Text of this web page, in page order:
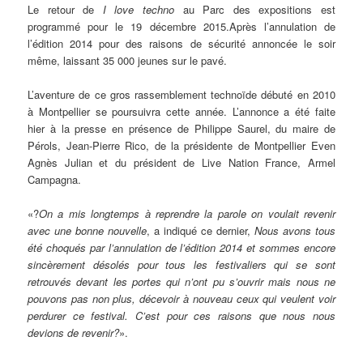
Le retour de I love techno au Parc des expositions est
programmé pour le 19 décembre 2015.Après l’annulation de
l’édition 2014 pour des raisons de sécurité annoncée le soir
même, laissant 35 000 jeunes sur le pavé.
L’aventure de ce gros rassemblement technoïde débuté en 2010
à Montpellier se poursuivra cette année. L’annonce a été faite
hier à la presse en présence de Philippe Saurel, du maire de
Pérols, Jean-Pierre Rico, de la présidente de Montpellier Even
Agnès Julian et du président de Live Nation France, Armel
Campagna.
«?On a mis longtemps à reprendre la parole on voulait revenir
avec une bonne nouvelle, a indiqué ce dernier, Nous avons tous
été choqués par l’annulation de l’édition 2014 et sommes encore
sincèrement désolés pour tous les festivaliers qui se sont
retrouvés devant les portes qui n’ont pu s’ouvrir mais nous ne
pouvons pas non plus, décevoir à nouveau ceux qui veulent voir
perdurer ce festival. C’est pour ces raisons que nous nous
devions de revenir?».